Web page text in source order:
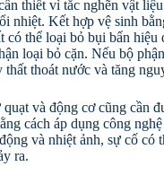
thiết vì tắc nghẽn vật
nhiệt. Kết hợp vệ sinh
có thể loại bỏ bụi bẩn hiệu
loại bỏ cặn. Nếu bộ
thất thoát nước và tăng
và động cơ cũng cần
cách áp dụng công
và nhiệt ảnh, sự cố có
ra.